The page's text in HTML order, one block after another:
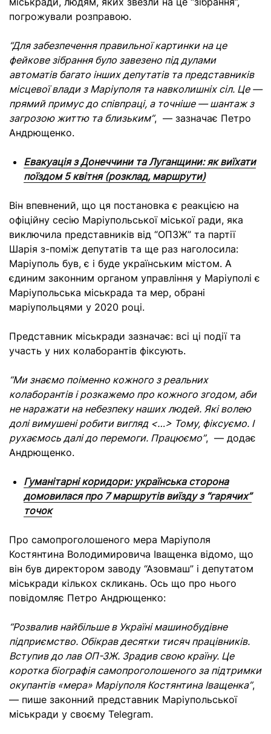
погрожували розправою.
“Для забезпечення правильної картинки на це
фейкове зібрання було завезено під дулами
автоматів багато інших депутатів та представників
місцевої влади з Маріуполя та навколишніх сіл. Це —
прямий примус до співпраці, а точніше — шантаж з
загрозою життю та близьким”, — зазначає Петро
Андрющенко.
Евакуація з Донеччини та Луганщини: як виїхати
поїздом 5 квітня (розклад, маршрути)
Він впевнений, що ця постановка є реакцією на
офіційну сесію Маріупольської міської ради, яка
виключила представників від “ОПЗЖ” та партії
Шарія з-поміж депутатів та ще раз наголосила:
Маріуполь був, є і буде українським містом. А
єдиним законним органом управління у Маріуполі є
Маріупольська міськрада та мер, обрані
маріупольцями у 2020 році.
Представник міськради зазначає: всі ці події та
участь у них колаборантів фіксують.
“Ми знаємо поіменно кожного з реальних
колаборантів і розкажемо про кожного згодом, аби
не наражати на небезпеку наших людей. Які волею
долі вимушені робити вигляд <…> Тому, фіксуємо. І
рухаємось далі до перемоги. Працюємо”, — додає
Андрющенко.
Гуманітарні коридори: українська сторона
домовилася про 7 маршрутів виїзду з “гарячих”
точок
Про самопроголошеного мера Маріуполя
Костянтина Володимировича Іващенка відомо, що
він був директором заводу “Азовмаш” і депутатом
міськради кількох скликань. Ось що про нього
повідомляє Петро Андрющенко:
“Розвалив найбільше в Україні машинобудівне
підприємство. Обікрав десятки тисяч працівників.
Вступив до лав ОП-ЗЖ. Зрадив свою країну. Це
коротка біографія самопроголошеного за підтримки
окупантів «мера» Маріуполя Костянтина Іващенка”,
— пише законний представник Маріупольської
міськради у своєму Telegram.